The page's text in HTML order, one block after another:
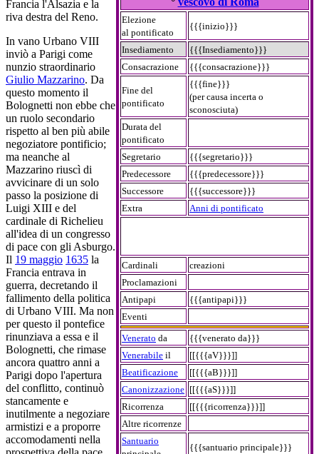
Elezione
al pontificato
{{{inizio}}}
Insediamento
{{{Insediamento}}}
Consacrazione
{{{consacrazione}}}
Fine del
pontificato
{{{fine}}}
(per causa incerta o
sconosciuta)
Durata del
pontificato
Segretario
{{{segretario}}}
Predecessore
{{{predecessore}}}
Successore
{{{successore}}}
Extra
Anni di pontificato
Cardinali
creazioni
Proclamazioni
Antipapi
{{{antipapi}}}
Eventi
Venerato da
{{{venerato da}}}
Venerabile il
[[{{{aV}}}]]
Beatificazione
[[{{{aB}}}]]
Canonizzazione [[{{{aS}}}]]
Ricorrenza
[[{{{ricorrenza}}}]]
Altre ricorrenze
Santuario
{{{santuario principale}}}
Francia l'Alsazia e la
riva destra del Reno.
In vano Urbano VIII
inviò a Parigi come
nunzio straordinario
Giulio Mazzarino. Da
questo momento il
Bolognetti non ebbe che
un ruolo secondario
rispetto al ben più abile
negoziatore pontificio;
ma neanche al
Mazzarino riuscì di
avvicinare di un solo
passo la posizione di
Luigi XIII e del
cardinale di Richelieu
all'idea di un congresso
di pace con gli Asburgo.
Il 19 maggio 1635 la
Francia entrava in
guerra, decretando il
fallimento della politica
di Urbano VIII. Ma non
per questo il pontefice
rinunziava a essa e il
Bolognetti, che rimase
ancora quattro anni a
Parigi dopo l'apertura
del conflitto, continuò
stancamente e
inutilmente a negoziare
armistizi e a proporre
accomodamenti nella